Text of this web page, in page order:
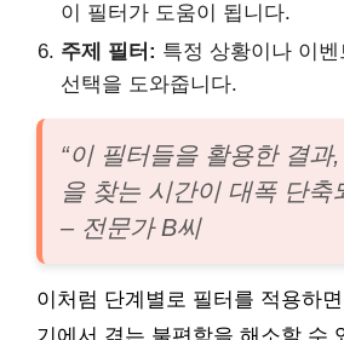
이 필터가 도움이 됩니다.
주제 필터: 특정 상황이나 이
선택을 도와줍니다.
“이 필터들을 활용한 결과
을 찾는 시간이 대폭 단축
– 전문가 B씨
이처럼 단계별로 필터를 적용하